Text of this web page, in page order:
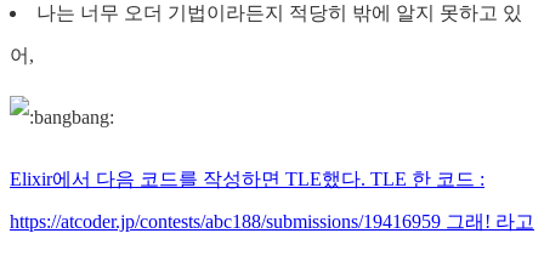
나는 너무 오더 기법이라든지 적당히 밖에 알지 못하고 있
어,
Elixir에서 다음 코드를 작성하면 TLE했다. TLE 한 코드 :
https://atcoder.jp/contests/abc188/submissions/19416959 그래! 라고